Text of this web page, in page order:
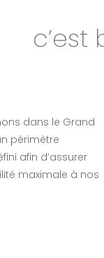
dans le Grand
périmètre
afin d’assurer
maximale à nos